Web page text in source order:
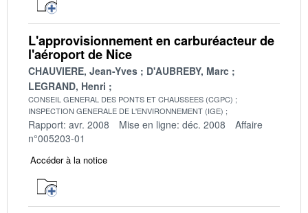
L'approvisionnement en carburéacteur de
l'aéroport de Nice
CHAUVIERE, Jean-Yves
D'AUBREBY, Marc
LEGRAND, Henri
CONSEIL GENERAL DES PONTS ET CHAUSSEES (CGPC)
INSPECTION GENERALE DE L'ENVIRONNEMENT (IGE)
Rapport: avr. 2008 Mise en ligne: déc. 2008
Affaire
n°005203-01
Accéder à la notice